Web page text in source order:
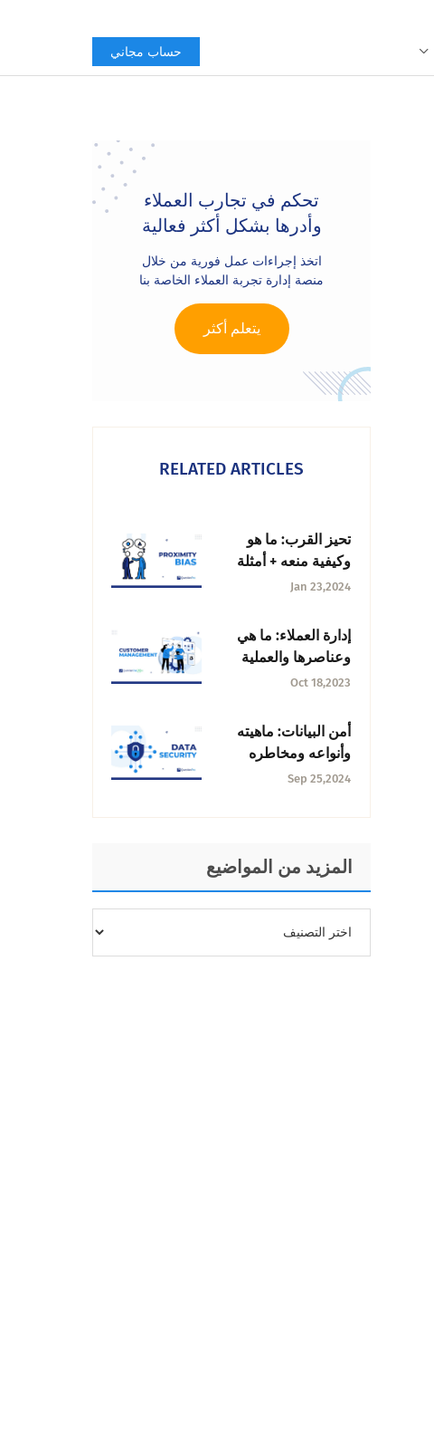
حساب مجاني
تحكم في تجارب العملاء
وأدرها بشكل أكثر فعالية
اتخذ إجراءات عمل فورية من خلال
منصة إدارة تجربة العملاء الخاصة بنا
يتعلم أكثر
RELATED ARTICLES
تحيز القرب: ما هو
وكيفية منعه + أمثلة
على ذلك
Jan 23,2024
إدارة العملاء: ما هي
وعناصرها والعملية
التي يجب اتباعها
Oct 18,2023
أمن البيانات: ماهيته
وأنواعه ومخاطره
والاستراتيجيات التي
Sep 25,2024
المزيد من المواضيع
المواضيع